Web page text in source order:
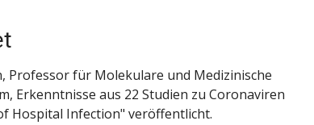
Professor für Molekulare und Medizinische
Erkenntnisse aus 22 Studien zu Coronaviren
Hospital Infection" veröffentlicht.